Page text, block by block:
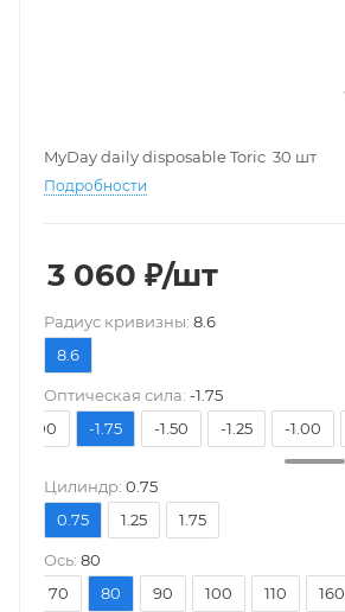
MyDay daily disposable Toric 30 шт
Подробности
3 060 ₽/шт
Pадиус кривизны: 8.6
8.6
Оптическая сила: -1.75
-2.00
-1.75 -1.50 -1.25 -1.00
Цилиндр: 0.75
0.75
1.25 1.75
Ось: 80
70 80 90 100 110 160